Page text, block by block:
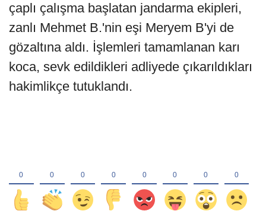
çaplı çalışma başlatan jandarma ekipleri,
zanlı Mehmet B.'nin eşi Meryem B'yi de
gözaltına aldı. İşlemleri tamamlanan karı
koca, sevk edildikleri adliyede çıkarıldıkları
hakimlikçe tutuklandı.